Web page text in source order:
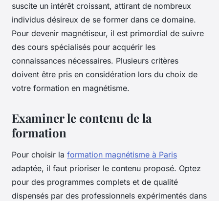
suscite un intérêt croissant, attirant de nombreux
individus désireux de se former dans ce domaine.
Pour devenir magnétiseur, il est primordial de suivre
des cours spécialisés pour acquérir les
connaissances nécessaires. Plusieurs critères
doivent être pris en considération lors du choix de
votre formation en magnétisme.
Examiner le contenu de la
formation
Pour choisir la formation magnétisme à Paris
adaptée, il faut prioriser le contenu proposé. Optez
pour des programmes complets et de qualité
dispensés par des professionnels expérimentés dans